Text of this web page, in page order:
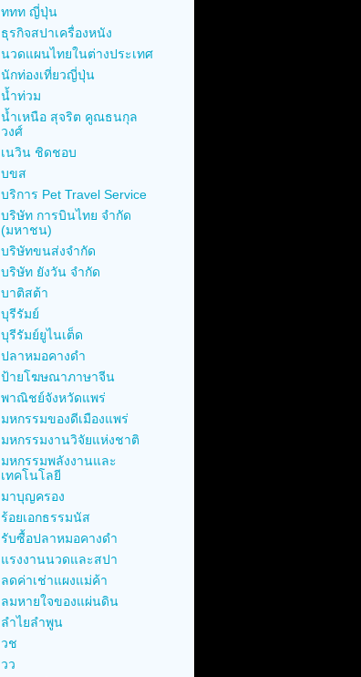
ททท ญี่ปุ่น
ธุรกิจสปาเครื่องหนัง
นวดแผนไทยในต่างประเทศ
นักท่องเที่ยวญี่ปุ่น
น้ำท่วม
น้ำเหนือ สุจริต คูณธนกุล
วงศ์
เนวิน ชิดชอบ
บขส
บริการ Pet Travel Service
บริษัท การบินไทย จำกัด
(มหาชน)
บริษัทขนส่งจำกัด
บริษัท ยังวัน จำกัด
บาติสต้า
บุรีรัมย์
บุรีรัมย์ยูไนเต็ด
ปลาหมอคางดำ
ป้ายโฆษณาภาษาจีน
พาณิชย์จังหวัดแพร่
มหกรรมของดีเมืองแพร่
มหกรรมงานวิจัยแห่งชาติ
มหกรรมพลังงานและ
เทคโนโลยี
มาบุญครอง
ร้อยเอกธรรมนัส
รับซื้อปลาหมอคางดำ
แรงงานนวดและสปา
ลดค่าเช่าแผงแม่ค้า
ลมหายใจของแผ่นดิน
ลำไยลำพูน
วช
วว